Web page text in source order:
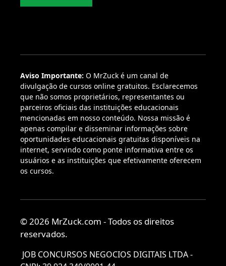
Aviso Importante: O MrZuck é um canal de
divulgação de cursos online gratuitos. Esclarecemos
que não somos proprietários, representantes ou
parceiros oficiais das instituições educacionais
mencionadas em nosso conteúdo. Nossa missão é
apenas compilar e disseminar informações sobre
oportunidades educacionais gratuitas disponíveis na
internet, servindo como ponte informativa entre os
usuários e as instituições que efetivamente oferecem
os cursos.
© 2026 MrZuck.com - Todos os direitos
reservados.
JOB CONCURSOS NEGOCIOS DIGITAIS LTDA -